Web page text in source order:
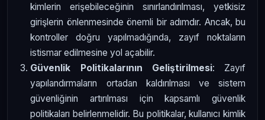
kimlerin erişebileceğinin sınırlandırılması, yetkisiz
girişlerin önlenmesinde önemli bir adımdır. Ancak, bu
kontroller doğru yapılmadığında, zayıf noktaların
istismar edilmesine yol açabilir.
Güvenlik Politikalarının Geliştirilmesi: Zayıf
yapılandırmaların ortadan kaldırılması ve sistem
güvenliğinin artırılması için kapsamlı güvenlik
politikaları belirlenmelidir. Bu politikalar, kullanıcı kimlik